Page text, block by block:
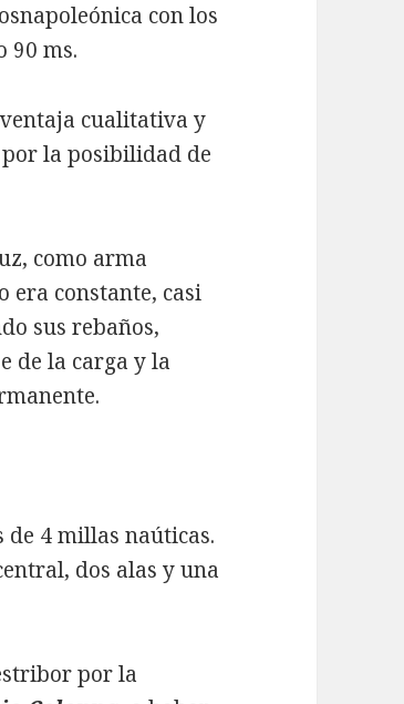
con los
90 ms.
cualitativa y
la posibilidad de
como arma
era constante, casi
sus rebaños,
de la carga y la
4 millas naúticas.
dos alas y una
por la